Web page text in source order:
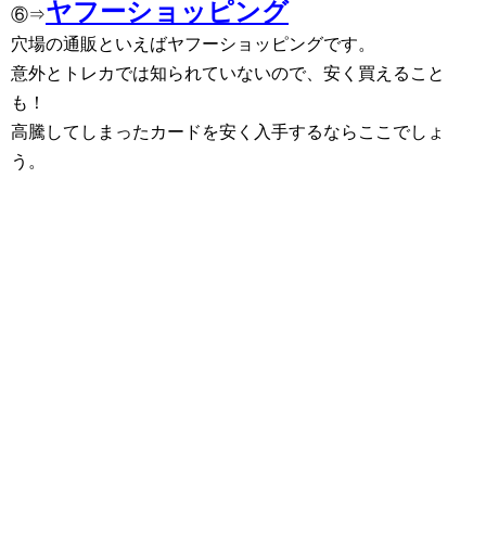
⑥⇒ヤフーショッピング
穴場の通販といえばヤフーショッピングです。
意外とトレカでは知られていないので、安く買えること
も！
高騰してしまったカードを安く入手するならここでしょ
う。